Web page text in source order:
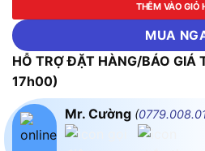
THÊM VÀO GIỎ
MUA
HỖ TRỢ ĐẶT HÀNG/BÁO
17h00)
Mr. Cường (